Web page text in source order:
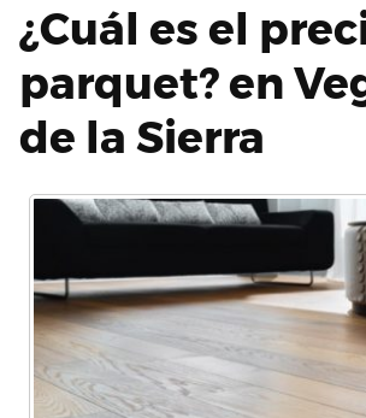
¿Cuál es el
parquet? en
de la Sierra